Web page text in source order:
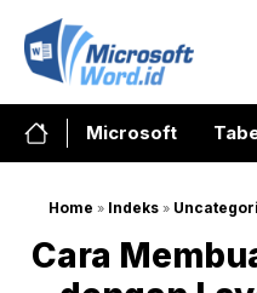
content
Microsoft
Home » Indeks »
dengan Layout yang Rapi
Cara